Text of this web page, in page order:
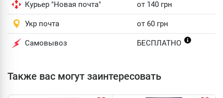
Курьер "Новая почта" от 140 грн
Укр почта от 60 грн
Самовывоз БЕСПЛАТНО
Также вас могут заинтересовать